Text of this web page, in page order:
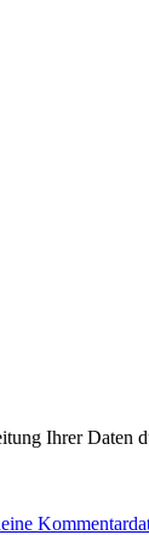
Ihrer Daten